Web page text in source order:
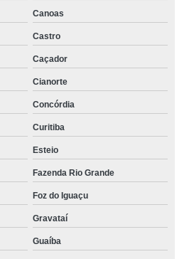
Canoas
Castro
Caçador
Cianorte
Concórdia
Curitiba
Esteio
Fazenda Rio Grande
Foz do Iguaçu
Gravataí
Guaíba